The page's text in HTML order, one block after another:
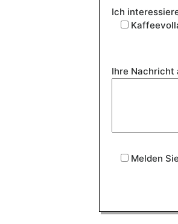
Ich
Ihre Nachricht
Melden